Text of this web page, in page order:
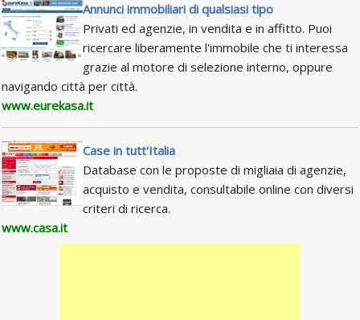
Annunci immobiliari di qualsiasi tipo
Privati ed agenzie, in vendita e in affitto. Puoi
ricercare liberamente l'immobile che ti interessa
grazie al motore di selezione interno, oppure
navigando città per città.
www.eurekasa.it
Case in tutt'Italia
Database con le proposte di migliaia di agenzie,
acquisto e vendita, consultabile online con diversi
criteri di ricerca.
www.casa.it